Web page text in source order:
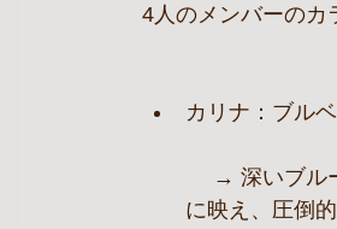
4人のメンバーのカ
カリナ：ブル
に映え、圧倒